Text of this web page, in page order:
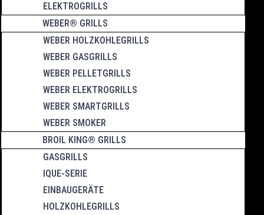
ELEKTROGRILLS
WEBER® GRILLS
WEBER HOLZKOHLEGRILLS
WEBER GASGRILLS
WEBER PELLETGRILLS
WEBER ELEKTROGRILLS
WEBER SMARTGRILLS
WEBER SMOKER
BROIL KING® GRILLS
GASGRILLS
IQUE-SERIE
EINBAUGERÄTE
HOLZKOHLEGRILLS